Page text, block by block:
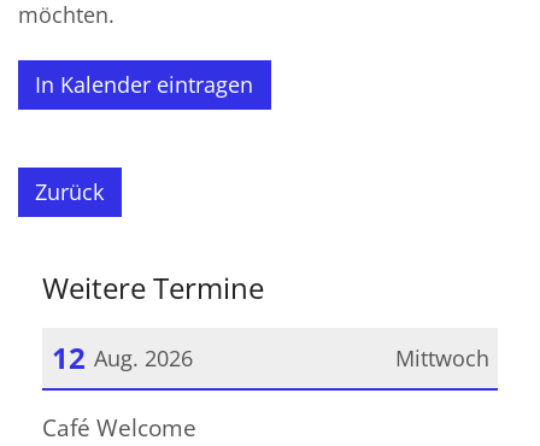
möchten.
In Kalender eintragen
Zurück
Weitere Termine
Mittwoch
12 Aug. 2026
Datum: 12. August 2026
Café Welcome